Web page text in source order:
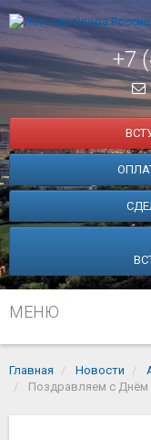
+7
МЕНЮ
Главная Новости
Поздравляем с